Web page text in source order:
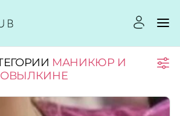
МАНИКЮР И